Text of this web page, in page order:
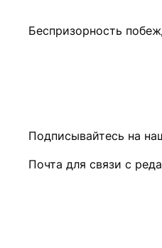
Беспризорность
Подписывайтесь на
Почта для связи с